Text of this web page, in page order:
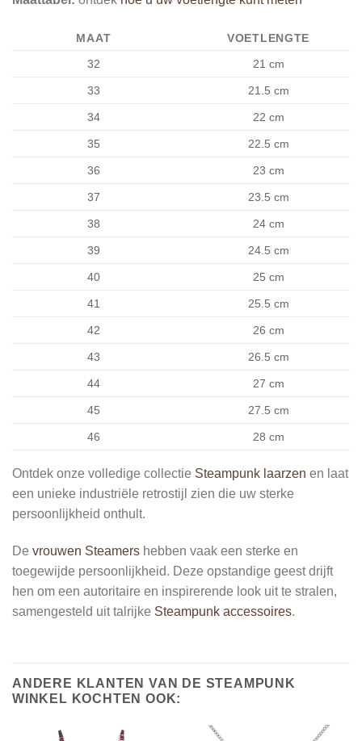
MAAT
VOETLENGTE
32
21 cm
33 21.5 cm
34 22 cm
35 22.5 cm
36 23 cm
37 23.5 cm
38 24 cm
39 24.5 cm
40 25 cm
41 25.5 cm
42 26 cm
43 26.5 cm
44 27 cm
45 27.5 cm
46 28 cm
Ontdek onze volledige collectie Steampunk laarzen en laat
een unieke industriële retrostijl zien die uw sterke
persoonlijkheid onthult.
De vrouwen Steamers hebben vaak een sterke en
toegewijde persoonlijkheid. Deze opstandige geest drijft
hen om een ​​autoritaire en inspirerende look uit te stralen,
samengesteld uit talrijke Steampunk accessoires.
ANDERE KLANTEN VAN DE STEAMPUNK
WINKEL KOCHTEN OOK: